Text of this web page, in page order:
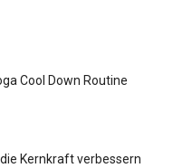
Cool Down Routine
Kernkraft verbessern